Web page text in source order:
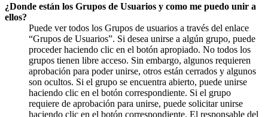
¿Donde están los Grupos de Usuarios y como me puedo unir a
ellos?
Puede ver todos los Grupos de usuarios a través del enlace
“Grupos de Usuarios”. Si desea unirse a algún grupo, puede
proceder haciendo clic en el botón apropiado. No todos los
grupos tienen libre acceso. Sin embargo, algunos requieren
aprobación para poder unirse, otros están cerrados y algunos
son ocultos. Si el grupo se encuentra abierto, puede unirse
haciendo clic en el botón correspondiente. Si el grupo
requiere de aprobación para unirse, puede solicitar unirse
haciendo clic en el botón correspondiente. El responsable del